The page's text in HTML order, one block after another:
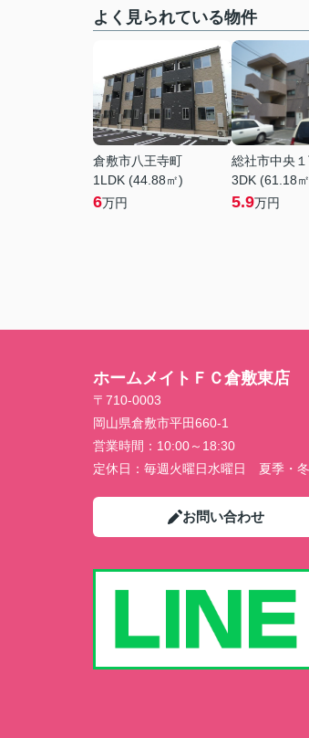
よく見られている物件
倉敷市八王寺町
1LDK (44.88㎡)
6万円
総社市中央１
3DK (61.18
5.9万円
ホームメイトＦＣ倉敷東店
〒710-0003
岡山県倉敷市平田660-1
営業時間： 10:00～18:30
定休日： 毎週火曜日水曜日 夏季・
お問い合わせ